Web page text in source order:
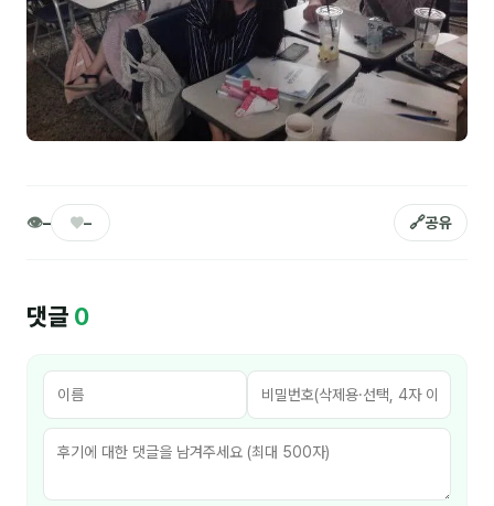
1
강사
김종혁
김소연
김종무
김지혜
김휘
노준영
👁– ♥– 🔗공유
댓글 0